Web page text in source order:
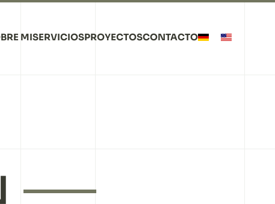
MISERVICIOSPROYECTOSCONTACTO